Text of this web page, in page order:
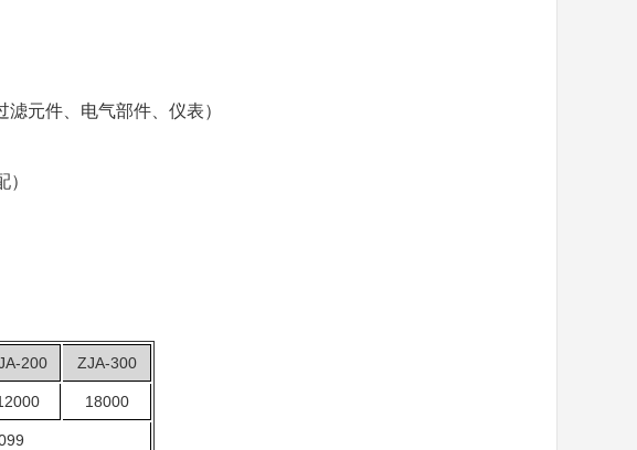
元件、电气部件、仪表）
200 ZJA-300
18000